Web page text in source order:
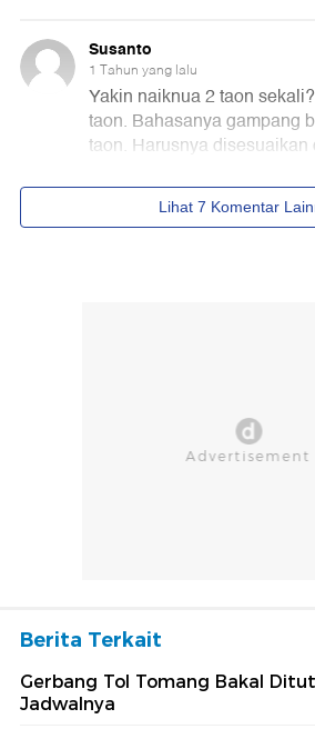
Berita Terkait
Gerbang Tol Tomang Bakal
Jadwalnya